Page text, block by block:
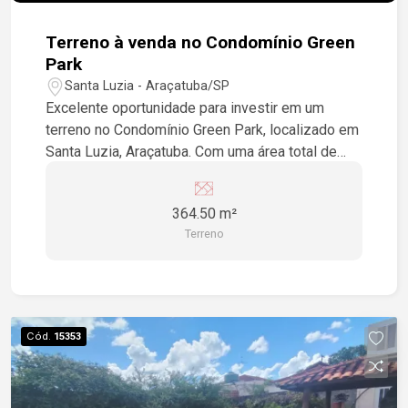
Terreno à venda no Condomínio Green
Park
Santa Luzia - Araçatuba/SP
Excelente oportunidade para investir em um
terreno no Condomínio Green Park, localizado em
Santa Luzia, Araçatuba. Com uma área total de
da sua casa dos sonhos. Aproveite essa chance
única de viver em um condomínio que oferece
segurança e tranquilidade. Venha conhecer este
364.50 m²
Terreno
Cód. 15353